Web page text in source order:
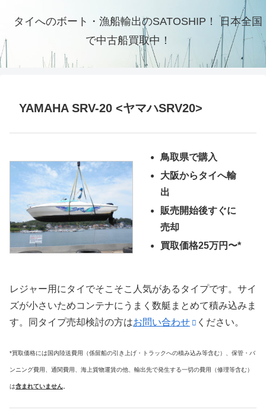
タイへのボート・漁船輸出のSATOSHIP！ 日本全国
で中古船買取中！
YAMAHA SRV-20 <ヤマハSRV20>
鳥取県で購入
大阪からタイへ輸
出
販売開始後すぐに
売却
買取価格25万円〜*
レジャー用にタイでそこそこ人気があるタイプです。サイ
ズが小さいためコンテナにうまく数艇まとめて積み込みま
す。同タイプ売却検討の方はお問い合わせ ください。
*買取価格には国内陸送費用（係留船の引き上げ・トラックへの積み込み等含む）、保管・バ
ンニング費用、通関費用、海上貨物運賃の他、輸出先で発生する一切の費用（修理等含む）
は含まれていません。